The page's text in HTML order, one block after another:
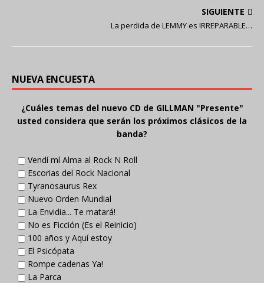
SIGUIENTE
La perdida de LEMMY es IRREPARABLE…
NUEVA ENCUESTA
¿Cuáles temas del nuevo CD de GILLMAN "Presente"
usted considera que serán los próximos clásicos de la
banda?
Vendí mí Alma al Rock N Roll
Escorias del Rock Nacional
Tyranosaurus Rex
Nuevo Orden Mundial
La Envidia... Te matará!
No es Ficción (Es el Reinicio)
100 años y Aquí estoy
El Psicópata
Rompe cadenas Ya!
La Parca